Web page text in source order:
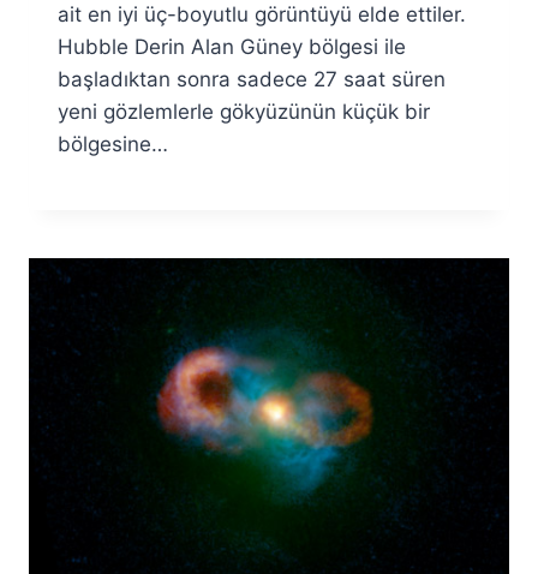
ait en iyi üç-boyutlu görüntüyü elde ettiler.
Hubble Derin Alan Güney bölgesi ile
başladıktan sonra sadece 27 saat süren
yeni gözlemlerle gökyüzünün küçük bir
bölgesine…